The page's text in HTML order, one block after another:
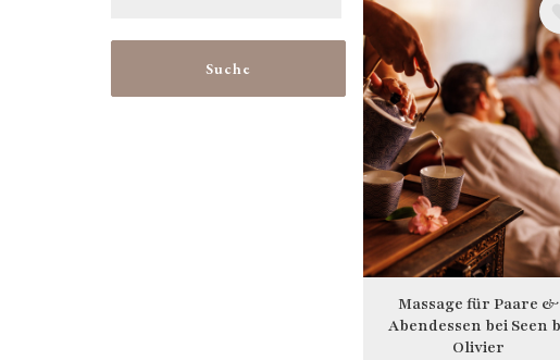
Suche
Bild
Massage für Paare &
Abendessen bei Seen
Olivier